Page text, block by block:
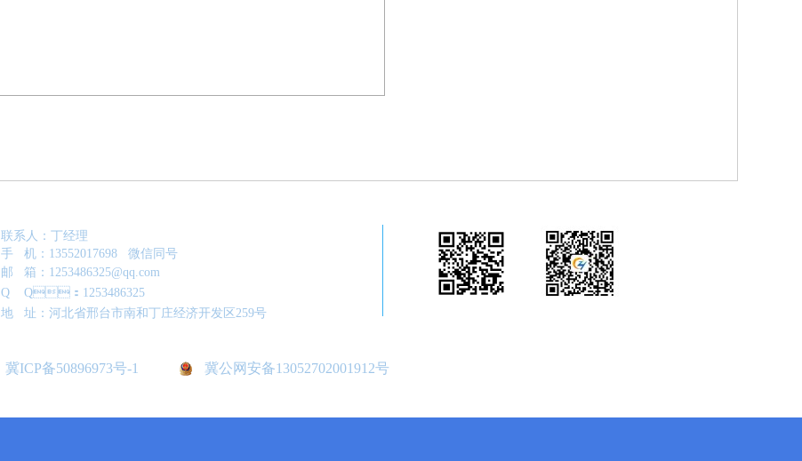
联系人：丁经理
手 机：13552017698 微信同号
邮 箱：1253486325@qq.com
Q Q：1253486325
地 址：河北省邢台市南和丁庄经济开发区259号
冀ICP备50896973号-1 冀公网安备13052702001912号